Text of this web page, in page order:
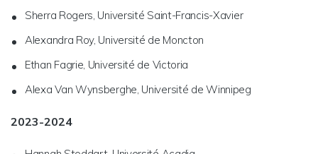
Sherra Rogers, Université Saint-Francis-Xavier
Alexandra Roy, Université de Moncton
Ethan Fagrie, Université de Victoria
Alexa Van Wynsberghe, Université de Winnipeg
2023-2024